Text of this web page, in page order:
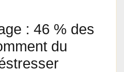
: 46 % des
du